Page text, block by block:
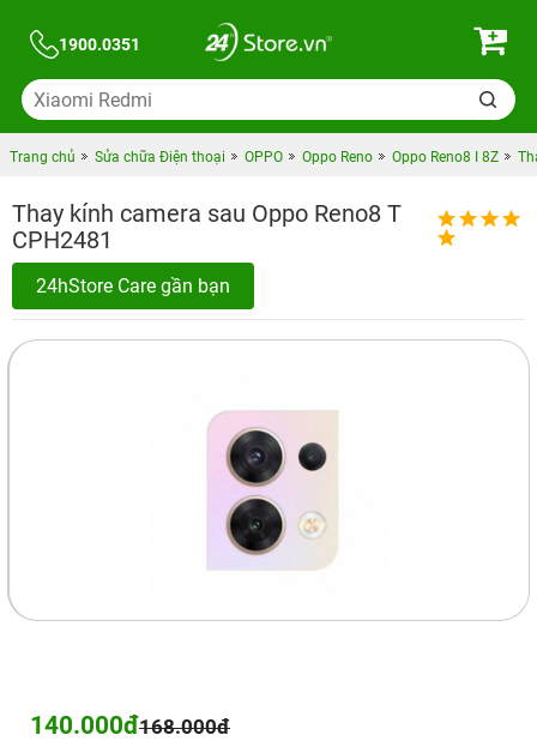
1900.0351
Trang chủ Sửa chữa Điện thoại OPPO Oppo Reno Oppo Reno8 I 8Z
Thay kính camera sau Oppo Reno8 T
CPH2481
24hStore Care gần bạn
140.000đ168.000đ